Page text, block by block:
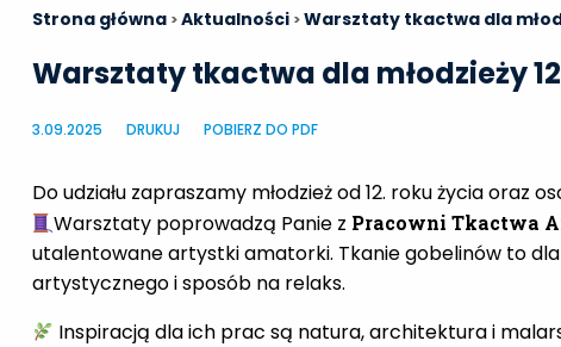
Strona główna >Aktualności >Warsztaty tkactwa dla
Warsztaty tkactwa dla młodzieży
3.09.2025 DRUKUJ POBIERZ DO PDF
Do udziału zapraszamy młodzież od 12. roku życia oraz
Warsztaty poprowadzą Panie z Pracowni Tkactwa
utalentowane artystki amatorki. Tkanie gobelinów to
artystycznego i sposób na relaks.
Inspiracją dla ich prac są natura, architektura i